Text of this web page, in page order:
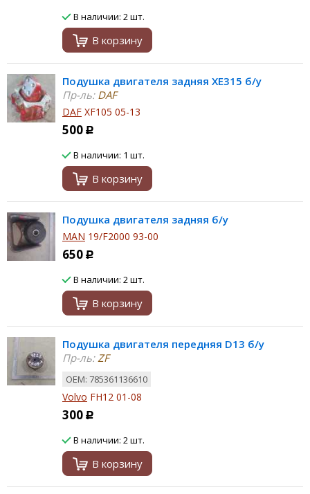
В наличии: 2 шт.
В корзину
Подушка двигателя задняя XE315 б/у
Пр-ль:DAF
DAF XF105 05-13
500 Р
В наличии: 1 шт.
В корзину
Подушка двигателя задняя б/у
MAN 19/F2000 93-00
650 Р
В наличии: 2 шт.
В корзину
Подушка двигателя передняя D13 б/у
Пр-ль:ZF
ОЕМ: 785361136610
Volvo FH12 01-08
300 Р
В наличии: 2 шт.
В корзину